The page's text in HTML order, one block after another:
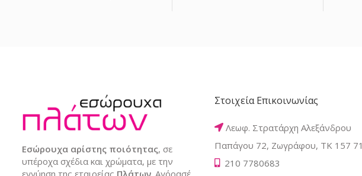
Εσώρουχα αρίστης ποιότητας, σε
υπέροχα σχέδια και χρώματα, με την
εγγύηση της εταιρείας Πλάτων . Αγόρασέ
Στοιχεία Επικοινωνίας
Λεωφ. Στρατάρχη Αλεξάνδρου
Παπάγου 72, Ζωγράφου, ΤΚ 157 71
210 7780683